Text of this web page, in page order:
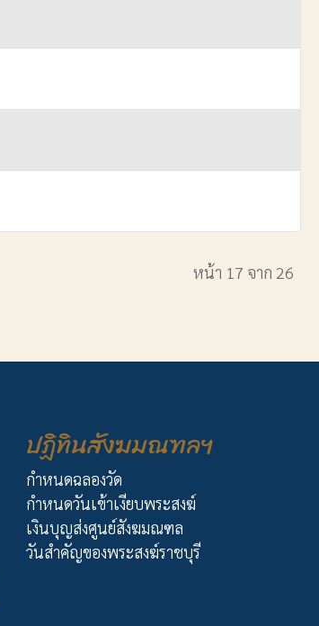
หน้า 17 จาก 26
ปฏิทินสังฆมณฑลฯ
กำหนดฉลองวัด
กำหนดวันเข้าเงียบพระสงฆ์
เงินบุญส่งศูนย์สังฆมณฑล
วันสำคัญของพระสงฆ์ราชบุรี